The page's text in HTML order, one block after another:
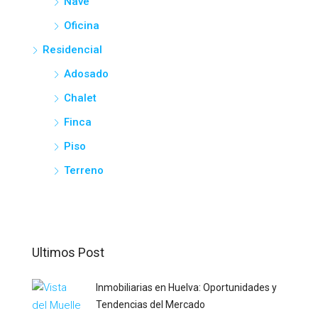
Oficina
Residencial
Adosado
Chalet
Finca
Piso
Terreno
Ultimos Post
Inmobiliarias en Huelva: Oportunidades y
Tendencias del Mercado